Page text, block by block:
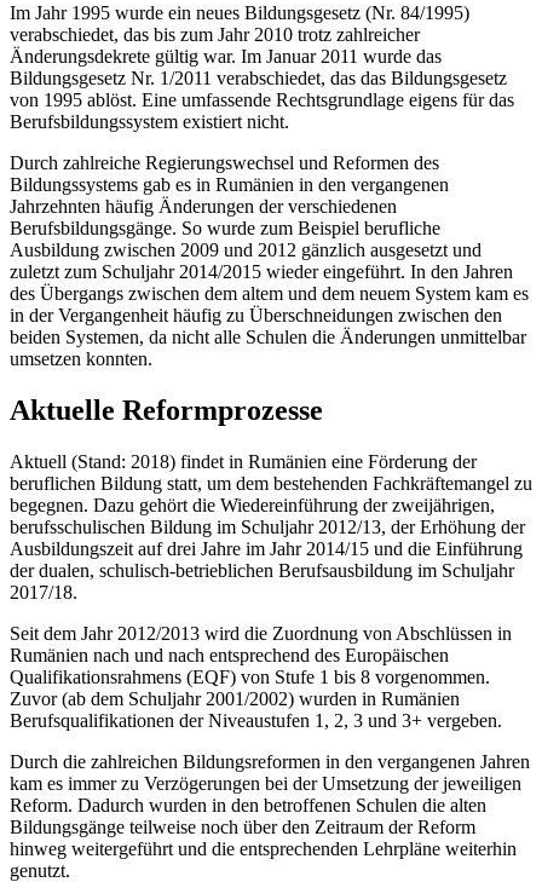
Im Jahr 1995 wurde ein neues Bildungsgesetz (Nr. 84/1995)
verabschiedet, das bis zum Jahr 2010 trotz zahlreicher
Änderungsdekrete gültig war. Im Januar 2011 wurde das
Bildungsgesetz Nr. 1/2011 verabschiedet, das das Bildungsgesetz
von 1995 ablöst. Eine umfassende Rechtsgrundlage eigens für das
Berufsbildungssystem existiert nicht.
Durch zahlreiche Regierungswechsel und Reformen des
Bildungssystems gab es in Rumänien in den vergangenen
Jahrzehnten häufig Änderungen der verschiedenen
Berufsbildungsgänge. So wurde zum Beispiel berufliche
Ausbildung zwischen 2009 und 2012 gänzlich ausgesetzt und
zuletzt zum Schuljahr 2014/2015 wieder eingeführt. In den Jahren
des Übergangs zwischen dem altem und dem neuem System kam es
in der Vergangenheit häufig zu Überschneidungen zwischen den
beiden Systemen, da nicht alle Schulen die Änderungen unmittelbar
umsetzen konnten.
Aktuelle Reformprozesse
Aktuell (Stand: 2018) findet in Rumänien eine Förderung der
beruflichen Bildung statt, um dem bestehenden Fachkräftemangel zu
begegnen. Dazu gehört die Wiedereinführung der zweijährigen,
berufsschulischen Bildung im Schuljahr 2012/13, der Erhöhung der
Ausbildungszeit auf drei Jahre im Jahr 2014/15 und die Einführung
der dualen, schulisch-betrieblichen Berufsausbildung im Schuljahr
2017/18.
Seit dem Jahr 2012/2013 wird die Zuordnung von Abschlüssen in
Rumänien nach und nach entsprechend des Europäischen
Qualifikationsrahmens (EQF) von Stufe 1 bis 8 vorgenommen.
Zuvor (ab dem Schuljahr 2001/2002) wurden in Rumänien
Berufsqualifikationen der Niveaustufen 1, 2, 3 und 3+ vergeben.
Durch die zahlreichen Bildungsreformen in den vergangenen Jahren
kam es immer zu Verzögerungen bei der Umsetzung der jeweiligen
Reform. Dadurch wurden in den betroffenen Schulen die alten
Bildungsgänge teilweise noch über den Zeitraum der Reform
hinweg weitergeführt und die entsprechenden Lehrpläne weiterhin
genutzt.